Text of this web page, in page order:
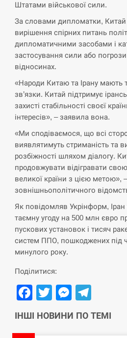
Штатами військової сили.
За словами дипломатки, Китай
вирішення спірних питань
дипломатичними засобами і
застосування сили або
відносинах.
«Народи Китаю та Ірану мають
зв’язки. Китай підтримує
захисті стабільності своєї
інтересів», – заявила вона.
«Ми сподіваємося, що всі
виявлятимуть стриманість та
розбіжності шляхом діалогу.
продовжувати відігравати
великої країни з цією метою»,
зовнішньополітичного
Як повідомляв Укрінформ,
таємну угоду на 500 млн євро
пускових установок і тисяч
систем ППО, пошкоджених під
минулого року.
Поділитися:
Facebook
Twitter
ІНШІ НОВИНИ ПО ТЕМІ